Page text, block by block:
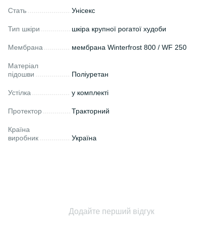
Стать Унісекс
Тип шкіри шкіра крупної рогатої худоби
Мембрана мембрана Winterfrost 800 / WF 250
Матеріал
підошви
Поліуретан
Устілка у комплекті
Протектор Тракторний
Країна
виробник
Україна
Додайте перший відгук